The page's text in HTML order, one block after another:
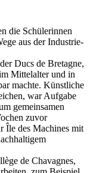
die Schülerinnen
aus der Industrie-
Ducs de Bretagne,
Mittelalter und in
machte. Künstliche
war Aufgabe
gemeinsamen
zuvor
Île des Machines mit
de Chavagnes,